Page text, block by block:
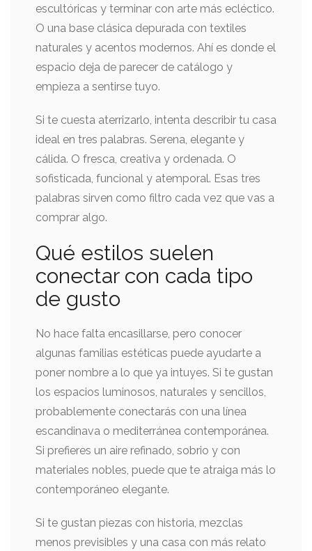
escultóricas y terminar con arte más ecléctico.
O una base clásica depurada con textiles
naturales y acentos modernos. Ahí es donde el
espacio deja de parecer de catálogo y
empieza a sentirse tuyo.
Si te cuesta aterrizarlo, intenta describir tu casa
ideal en tres palabras. Serena, elegante y
cálida. O fresca, creativa y ordenada. O
sofisticada, funcional y atemporal. Esas tres
palabras sirven como filtro cada vez que vas a
comprar algo.
Qué estilos suelen
conectar con cada tipo
de gusto
No hace falta encasillarse, pero conocer
algunas familias estéticas puede ayudarte a
poner nombre a lo que ya intuyes. Si te gustan
los espacios luminosos, naturales y sencillos,
probablemente conectarás con una línea
escandinava o mediterránea contemporánea.
Si prefieres un aire refinado, sobrio y con
materiales nobles, puede que te atraiga más lo
contemporáneo elegante.
Si te gustan piezas con historia, mezclas
menos previsibles y una casa con más relato